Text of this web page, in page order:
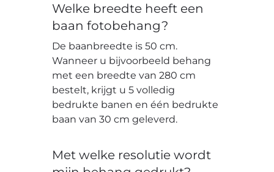
Welke breedte heeft een
baan fotobehang?
De baanbreedte is 50 cm.
Wanneer u bijvoorbeeld behang
met een breedte van 280 cm
bestelt, krijgt u 5 volledig
bedrukte banen en één bedrukte
baan van 30 cm geleverd.
Met welke resolutie wordt